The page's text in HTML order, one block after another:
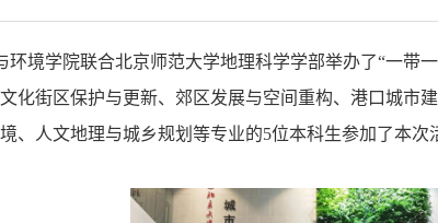
环境学院联合北京师范大学地理科学学部举办了“一带
化街区保护与更新、郊区发展与空间重构、港口城市
、人文地理与城乡规划等专业的5位本科生参加了本次